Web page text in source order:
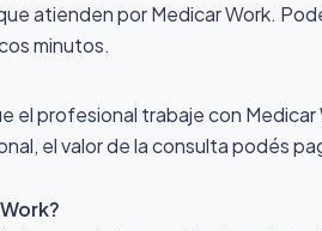
atienden por Medicar Work.
minutos.
el profesional trabaje con
el valor de la consulta podés